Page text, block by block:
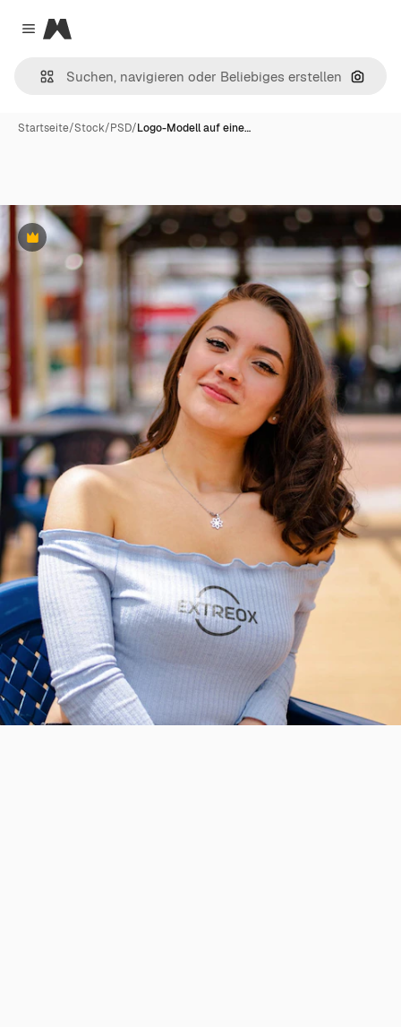
Close menu
Magnific
Nach
Startseite/Stock/PSD/Logo-Modell auf eine…
Premium